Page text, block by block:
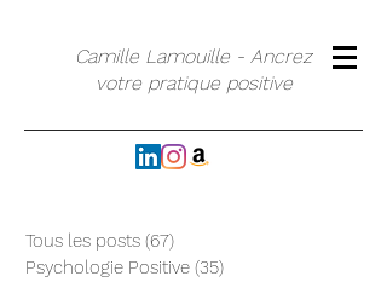
Camille Lamouille - Ancrez
votre pratique positive
Tous les posts (67)
Psychologie Positive (35)